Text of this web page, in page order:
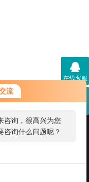
流
咨询，很高兴为您
咨询什么问题呢？
在线客服